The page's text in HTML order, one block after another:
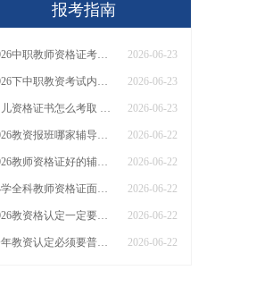
报考指南
2026中职教师资格证考哪些 2026-06-23
2026下中职教资考试内容有什么科目和内容 2026-06-23
幼儿资格证书怎么考取 需满足哪些条件 2026-06-23
2026教资报班哪家辅导效果好，具体是哪家？ 2026-06-22
2026教师资格证好的辅导机构有哪些呢，怎么选 2026-06-22
小学全科教师资格证面试考啥（2026） 2026-06-22
2026教资格认定一定要普通话原件吗 2026-06-22
今年教资认定必须要普通话证书原件吗 2026-06-22